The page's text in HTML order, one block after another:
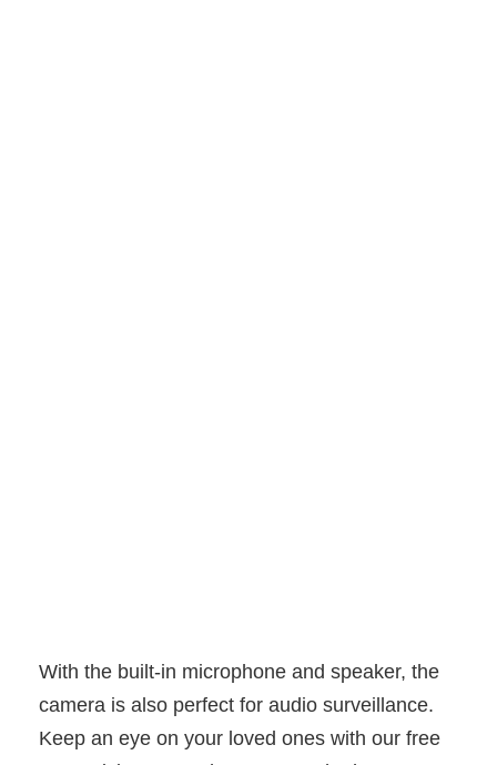
With the built-in microphone and speaker, the
camera is also perfect for audio surveillance.
Keep an eye on your loved ones with our free